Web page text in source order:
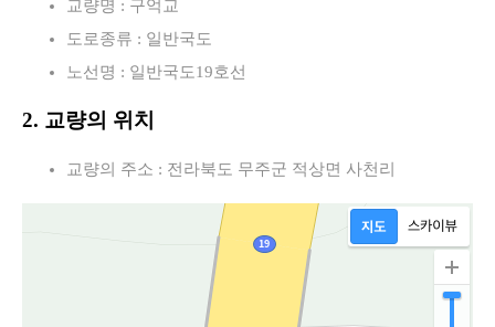
교량명 : 구억교
도로종류 : 일반국도
노선명 : 일반국도19호선
2. 교량의 위치
교량의 주소 : 전라북도 무주군 적상면 사천리